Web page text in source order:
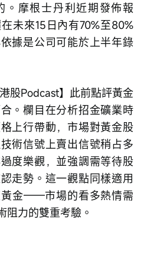
。摩根士丹利近期發佈報
未來15日內有70%至80%
據是公司可能於上半年錄
。欄目在分析招金礦業時
上行帶動，市場對黃金股
術信號上賣出信號稍占多
度樂觀，並強調需等待股
走勢。這一觀點同樣適用
黃金——市場的看多熱情需
阻力的雙重考驗。